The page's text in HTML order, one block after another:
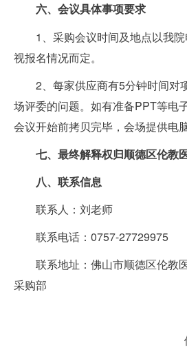
六、会议具体事项要求
1、采购会议时间及地点以我
视报名情况而定。
2、每家供应商有5分钟时间对
场评委的问题。如有准备PPT等电
会议开始前拷贝完毕，会场提供电
七、最终解释权归顺德区伦教
八、联系信息
联系人：刘老师
联系电话：0757-27729975
联系地址：佛山市顺德区伦教
采购部